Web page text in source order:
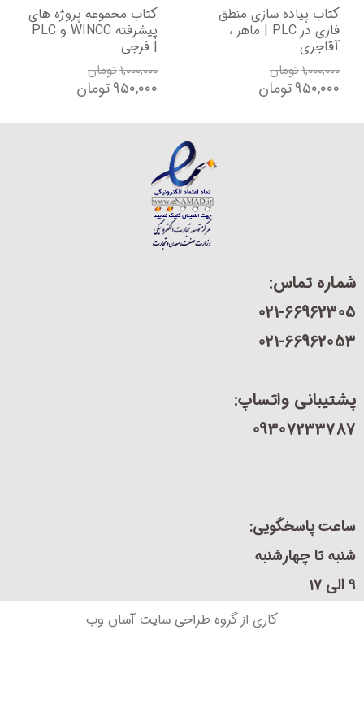
پیاده سازی منطق
فازی در PLC | ماهر ،
تومان
تومان
کتاب مجموعه پروژه های
پیشرفته WINCC و PLC
| فرجی
۱,۰۰۰,۰۰۰تومان
۹۵۰,۰۰۰تومان
تماس:
021-
021-
واتساپ:
پاسخگویی:
تا چهارشنبه
کاری از گروه طراحی سایت آسان وب